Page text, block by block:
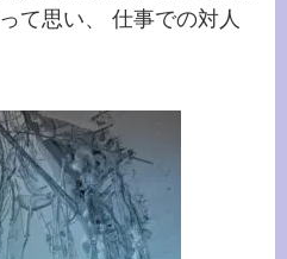
って思い、 仕事での対人